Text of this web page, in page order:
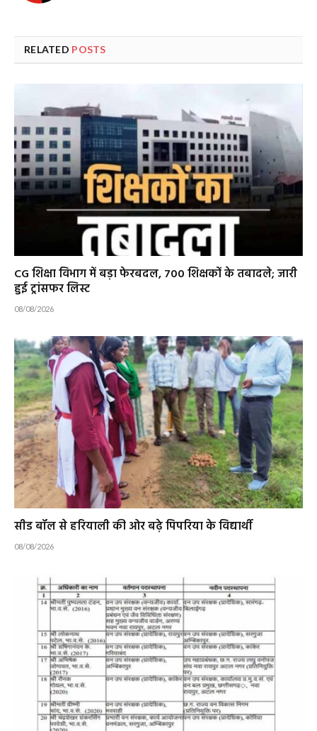
RELATED POSTS
CG शिक्षा विभाग में बड़ा फेरबदल, 700 शिक्षकों के तबादले; जारी
हुई ट्रांसफर लिस्ट
08/08/2026
सीड बॉल से हरियाली की ओर बढ़े पिपरिया के विद्यार्थी
08/08/2026